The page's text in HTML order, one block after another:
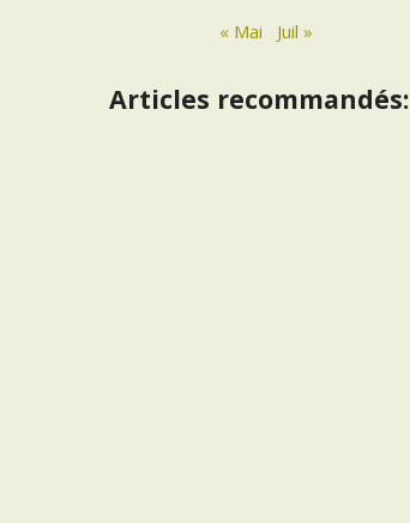
« Mai Juil »
Articles recommandés: